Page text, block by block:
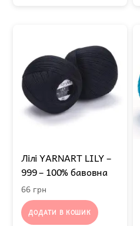
Лілі YARNART LILY –
999 – 100% бавовна
66 грн
ДОДАТИ В КОШИК